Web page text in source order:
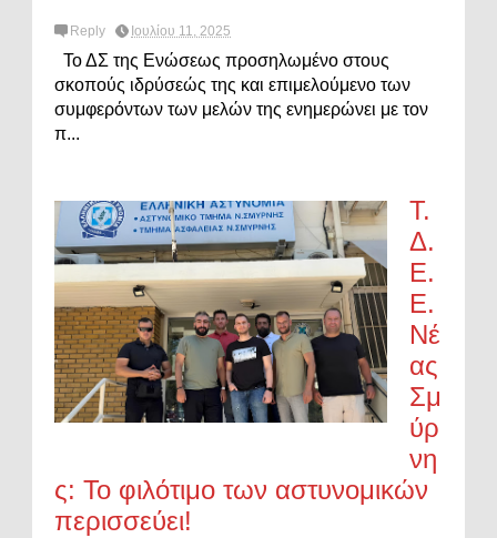
Reply Ιουλίου 11, 2025
Το ΔΣ της Ενώσεως προσηλωμένο στους
σκοπούς ιδρύσεώς της και επιμελούμενο των
συμφερόντων των μελών της ενημερώνει με τον
π...
Τ.
Δ.
Ε.
Ε.
Νέ
ας
Σμ
ύρ
νη
ς: Το φιλότιμο των αστυνομικών
περισσεύει!